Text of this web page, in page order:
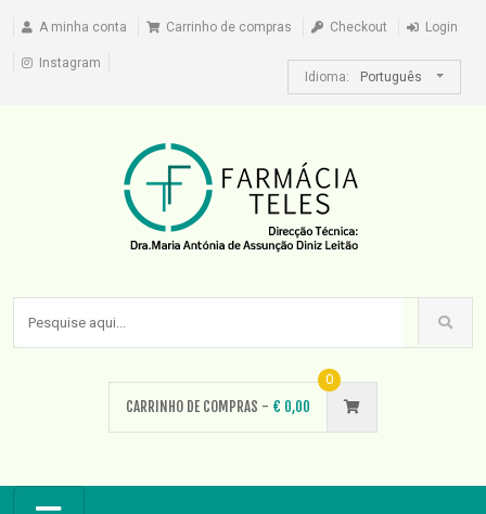
A minha conta Carrinho de compras Checkout Login
Instagram
Idioma:
Português
CARRINHO DE COMPRAS - € 0,00
0